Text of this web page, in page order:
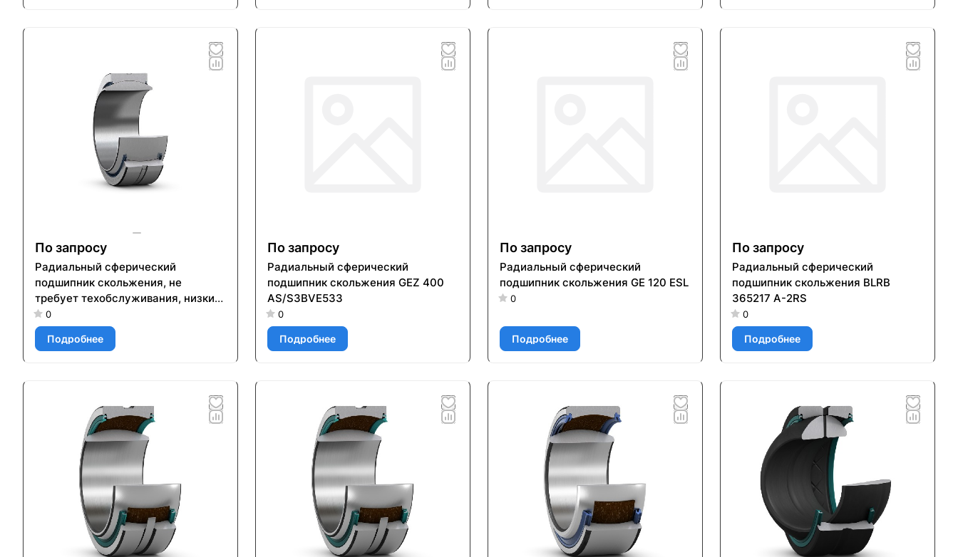
По запросу
Радиальный сферический
подшипник скольжения, не
требует техобслуживания, низкий
коэффициент трения, метрические
размеры GE 220 TXA-2RS
0
Подробнее
По запросу
Радиальный сферический
подшипник скольжения GEZ 400
AS/S3BVE533
0
Подробнее
По запросу
Радиальный сферический
подшипник скольжения GE 120 ESL
0
Подробнее
По запросу
Радиальный сферический
подшипник скольжения BLRB
365217 A-2RS
0
Подробнее